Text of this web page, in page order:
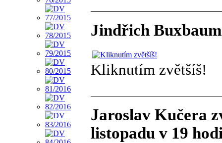
Jindřich
Kliknutím zvětšíš!
Jaroslav Kučera
listopadu v 19